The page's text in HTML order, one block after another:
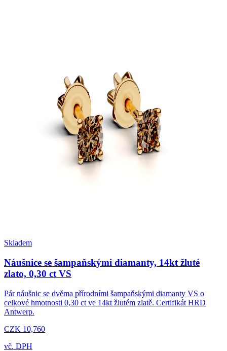
Skladem
Náušnice se šampaňskými diamanty, 14kt žluté
zlato, 0,30 ct VS
Pár náušnic se dvěma přírodními šampaňskými diamanty VS o
celkové hmotnosti 0,30 ct ve 14kt žlutém zlatě. Certifikát HRD
Antwerp.
CZK 10,760
vč. DPH